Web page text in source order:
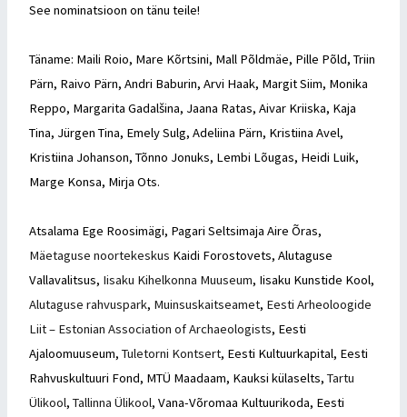
See nominatsioon on tänu teile!
Täname: Maili Roio, Mare Kõrtsini, Mall Põldmäe, Pille Põld, Triin
Pärn, Raivo Pärn, Andri Baburin, Arvi Haak, Margit Siim, Monika
Reppo, Margarita Gadalšina, Jaana Ratas, Aivar Kriiska, Kaja
Tina, Jürgen Tina, Emely Sulg, Adeliina Pärn, Kristiina Avel,
Kristiina Johanson, Tõnno Jonuks, Lembi Lõugas, Heidi Luik,
Marge Konsa, Mirja Ots.
Atsalama Ege Roosimägi, Pagari Seltsimaja Aire Õras,
Mäetaguse noortekeskus Kaidi Forostovets, Alutaguse
Vallavalitsus, Iisaku Kihelkonna Muuseum, Iisaku Kunstide Kool,
Alutaguse rahvuspark, Muinsuskaitseamet, Eesti Arheoloogide
Liit – Estonian Association of Archaeologists, Eesti
Ajaloomuuseum,Tuletorni Kontsert, Eesti Kultuurkapital, Eesti
Rahvuskultuuri Fond, MTÜ Maadaam, Kauksi külaselts,Tartu
Ülikool,Tallinna Ülikool, Vana-Võromaa Kultuurikoda, Eesti